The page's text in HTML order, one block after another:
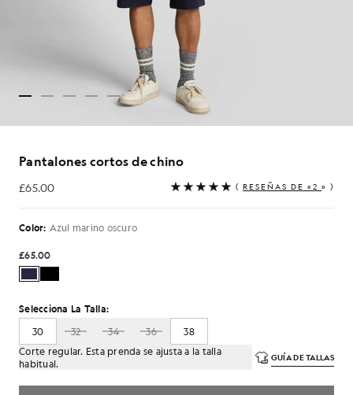
Pantalones cortos de chino
£65.00
£65.00 ( RESEÑAS DE «2 » )
Color: Azul marino oscuro
£65.00
Selecciona La Talla:
30
32 34 36
38
Corte regular. Esta prenda se ajusta a la talla
habitual.
GUÍA DE TALLAS